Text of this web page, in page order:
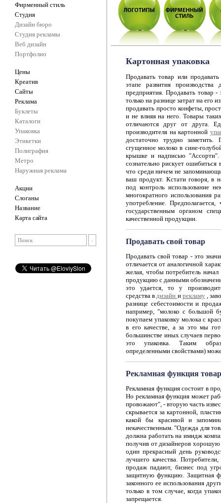
Фирменный стиль
Студия
Дизайн бюро
Студия рекламы
Веб дизайн
Портфолио
Цены
Креатив
Сайты
Реклама
Буклеты
Каталоги
Упаковка
Этикетки
Полиграфия
Метро
Наружная реклама
Акции
Слоганы
Название
Карта сайта
Картонная упаковка
Продавать товар или
этапе развития
предприятия. Продавать товар -
только на разнице затрат на его
продавать просто конфеты,
и не влияя на него. Товары
отличаются друг от друга.
производителя на картонной
достаточно трудно
сгущенное молоко в сине-
крышке и надписью "Ассорти".
сознательно рискует ошибиться
что среди ничем не
ваш продукт. Кстати говоря, в
под контроль использование
многократного использования
употребление.
государственным органом
качественной продукции.
Продавать свой товар
Продавать свой товар - это
отличается от аналогичной
желая, чтобы потребитель
продукцию с данными
это удается, то у
средства вдизайн и рекламу,
разнице себестоимости и
например, "молоко с большой
покупаем упаковку молока с
в его качестве, а за это мы
большинстве иных случаев
это упаковка. Таким
определенными свойствами)
Рекламная функция
Рекламная функция состоит в
Но рекламная функция может
провожают", - вторую часть
скрывается за картонной,
какой бы красивой и
некачественным. "Одежда для
должна работать на имидж
получив от дизайнеров
один прекрасный день
лучшего качества.
продаж падают, бизнес под
защитную функцию. Защитная
законного ее использования
только в том случае, когда
запрещается.